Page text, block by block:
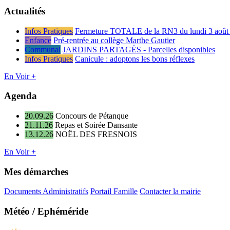
Actualités
Infos Pratiques Fermeture TOTALE de la RN3 du lundi 3 août
Enfance Pré-rentrée au collège Marthe Gautier
Communal JARDINS PARTAGÉS - Parcelles disponibles
Infos Pratiques Canicule : adoptons les bons réflexes
En Voir +
Agenda
20.09.26 Concours de Pétanque
21.11.26 Repas et Soirée Dansante
13.12.26 NOËL DES FRESNOIS
En Voir +
Mes démarches
Documents Administratifs Portail Famille Contacter la mairie
Météo / Ephéméride